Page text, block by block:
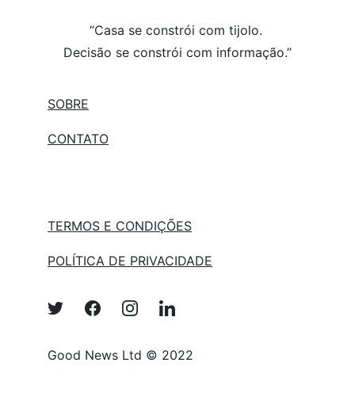
SOBRE
CONTATO
Good News Ltd © 2022
“Casa se constrói com tijolo.
Decisão se constrói com informação.”
TERMOS E CONDIÇÕES
POLÍTICA DE PRIVACIDADE